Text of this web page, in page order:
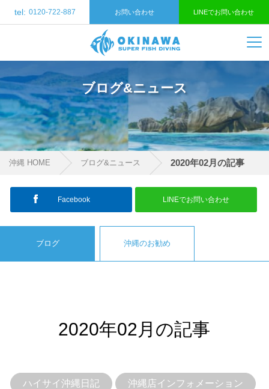
tel: 0120-722-887 お問い合わせ LINEでお問い合わせ
ブログ&ニュース
沖縄 HOME ブログ&ニュース 2020年02月の記事
ブログ 沖縄のお勧め
2020年02月の記事
ハイサイ沖縄日記 沖縄店インフォメーション
Facebook LINEでお問い合わせ